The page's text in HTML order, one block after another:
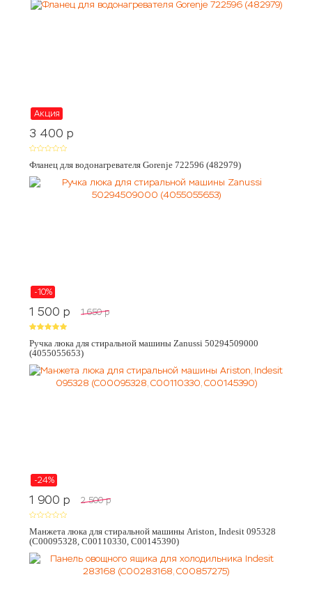
Акция
3 400 p
Фланец для водонагревателя Gorenje 722596 (482979)
-10%
1 500 p 1 650 p
Ручка люка для стиральной машины Zanussi 50294509000
(4055055653)
-24%
1 900 p 2 500 p
Манжета люка для стиральной машины Ariston, Indesit 095328
(C00095328, C00110330, C00145390)